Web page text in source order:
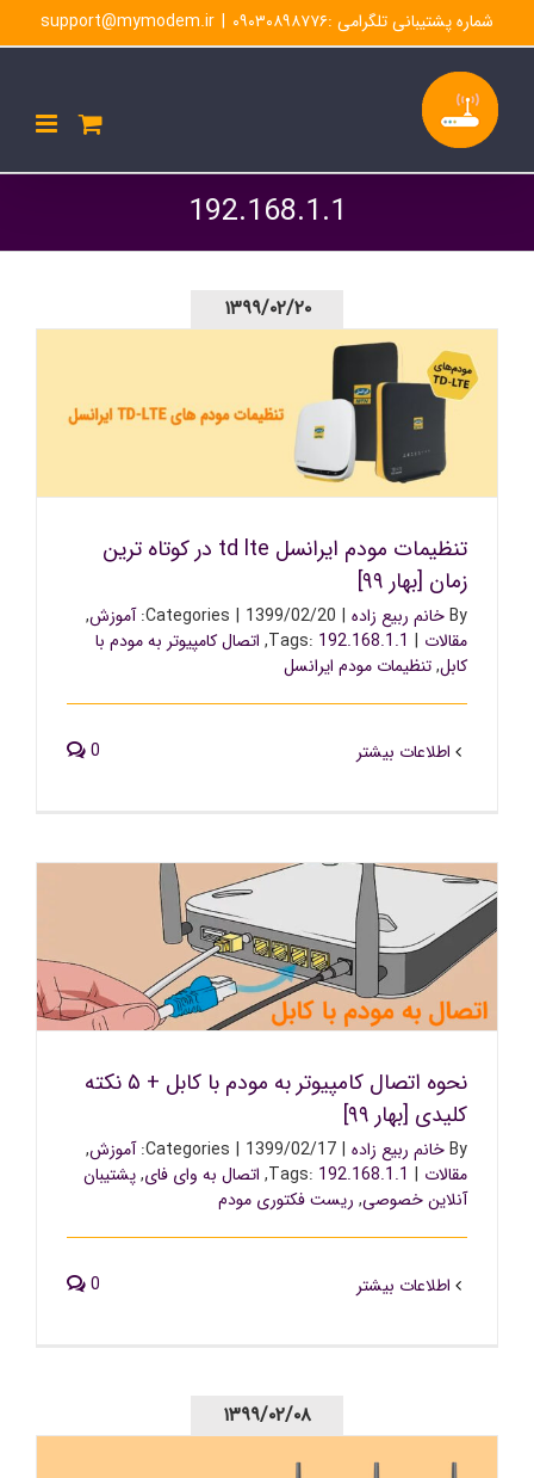
to
content
شماره پشتیبانی تلگرامی :۰۹۰۳۰۸۹۸۷۷۶ |
support@mymodem.ir
192.168.1.1
۱۳۹۹/۰۲/۲۰
تنظیمات مودم ایرانسل td lte در کوتاه ترین زمان [بهار ۹۹]
تنظیمات مودم ایرانسل td lte در کوتاه ترین
زمان [بهار ۹۹]
Byخانم ربیع زاده |
1399/02/20
|
Categories: آموزش,
مقالات |
Tags: 192.168.1.1
, اتصال کامپیوتر به مودم با
کابل,تنظیمات مودم ایرانسل
اطلاعات بیشتر 0
نحوه اتصال کامپیوتر به مودم با کابل + ۵ نکته کلیدی [بهار ۹۹]
نحوه اتصال کامپیوتر به مودم با کابل + ۵ نکته
کلیدی [بهار ۹۹]
Byخانم ربیع زاده |
1399/02/17
|
Categories: آموزش,
مقالات |
Tags: 192.168.1.1
, اتصال به وای فای,پشتیبان
آنلاین خصوصی, ریست فکتوری مودم
اطلاعات بیشتر 0
۱۳۹۹/۰۲/۰۸